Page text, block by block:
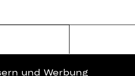
und Werbung